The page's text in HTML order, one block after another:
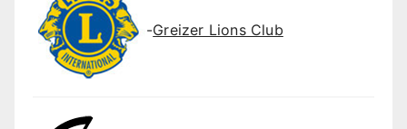
-Greizer Lions Club